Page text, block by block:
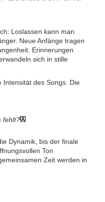
Loslassen kann man
Neue Anfänge tragen
Erinnerungen
sich in stille
Intensität des Songs. Die
fehlt?
Dynamik, bis der finale
Ton
Zeit werden in